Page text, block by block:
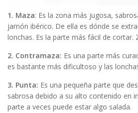
1. Maza: Es la zona más jugosa,
jamón ibérico. De ella es dónde se
lonchas. Es la parte más fácil de cortar.
2. Contramaza: Es una parte más
es bastante más dificultoso y las
3. Punta: Es una pequeña parte que
sabrosa debido a su alto contenido en
parte a veces puede estar algo salada.